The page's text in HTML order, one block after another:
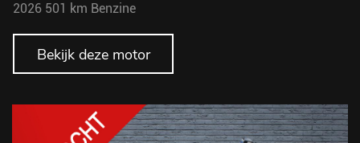
2026 501 km Benzine
Bekijk deze motor